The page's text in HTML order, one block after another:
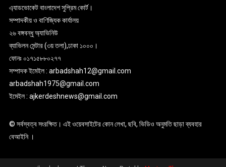
এ্যাডভোকেট বাংলাদেশ সুপ্রিম কোর্ট।
সম্পাদকীয় ও বাণিজ্যিক কার্যালয়
২৬ বঙ্গবন্ধু অ্যাভিনিউ
ব্যাভিলন সেন্টার (৩য় তলা),ঢাকা ১০০০।
ফোনঃ ০১৭১৫৮৮০২৭৭
সম্পাদক ইমেইল : arbadshah12@gmail.com
arbadshah1975@gmail.com
ইমেইল : ajkerdeshnews@gmail.com
© সর্বস্বত্ব সংরক্ষিত। এই ওয়েবসাইটের কোন লেখা, ছবি, ভিডিও অনুমতি ছাড়া ব্যবহার
বেআইনি ।